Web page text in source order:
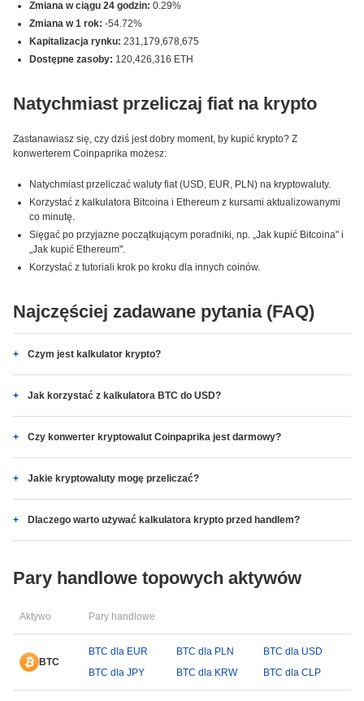
Zmiana w ciągu 24 godzin: 0.29%
Zmiana w 1 rok: -54.72%
Kapitalizacja rynku: 231,179,678,675
Dostępne zasoby: 120,426,316 ETH
Natychmiast przeliczaj fiat na krypto
Zastanawiasz się, czy dziś jest dobry moment, by kupić krypto? Z
konwerterem Coinpaprika możesz:
Natychmiast przeliczać waluty fiat (USD, EUR, PLN) na kryptowaluty.
Korzystać z kalkulatora Bitcoina i Ethereum z kursami aktualizowanymi
co minutę.
Sięgać po przyjazne początkującym poradniki, np. „Jak kupić Bitcoina" i
„Jak kupić Ethereum".
Korzystać z tutoriali krok po kroku dla innych coinów.
Najczęściej zadawane pytania (FAQ)
Czym jest kalkulator krypto?
Jak korzystać z kalkulatora BTC do USD?
Czy konwerter kryptowalut Coinpaprika jest darmowy?
Jakie kryptowaluty mogę przeliczać?
Dlaczego warto używać kalkulatora krypto przed handlem?
Pary handlowe topowych aktywów
Aktywo Pary handlowe
BTC
BTC dla EUR BTC dla PLN
BTC dla USD
BTC dla JPY
BTC dla KRW BTC dla CLP